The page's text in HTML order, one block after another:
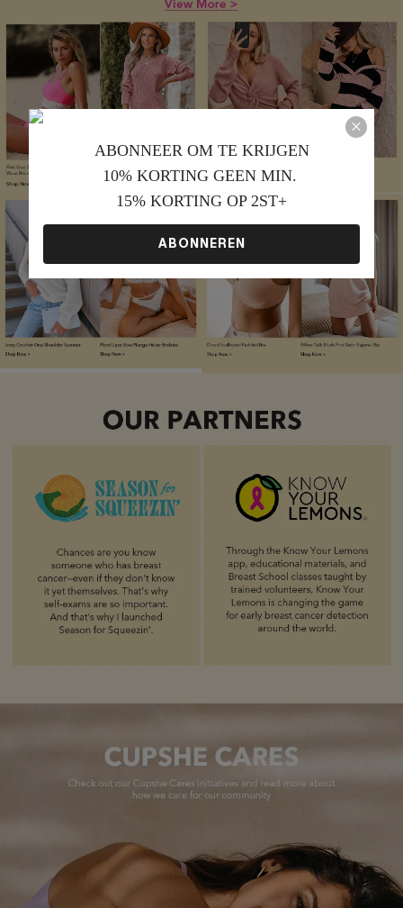
ABONNEER OM TE KRIJGEN﻿
10% KORTING GEEN MIN.
15% KORTING OP 2ST+
ABONNEREN